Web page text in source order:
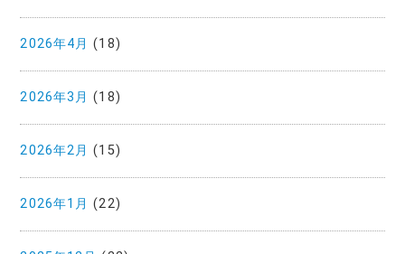
2026年4月 (18)
2026年3月 (18)
2026年2月 (15)
2026年1月 (22)